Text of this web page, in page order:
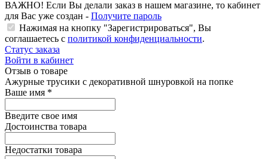
ВАЖНО! Если Вы делали заказ в нашем магазине, то кабинет
для Вас уже создан - Получите пароль
Нажимая на кнопку "Зарегистрироваться", Вы
соглашаетесь с политикой конфиденциальности.
Статус заказа
Войти в кабинет
Отзыв о товаре
Ажурные трусики с декоративной шнуровкой на попке
Ваше имя *
Введите свое имя
Достоинства товара
Недостатки товара